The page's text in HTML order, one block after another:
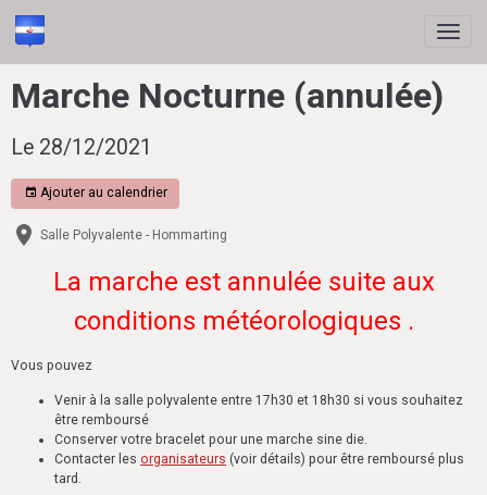
Marche Nocturne (annulée)
Le 28/12/2021
Ajouter au calendrier
Salle Polyvalente - Hommarting
La marche est annulée suite aux
conditions météorologiques .
Vous pouvez
Venir à la salle polyvalente entre 17h30 et 18h30 si vous souhaitez
être remboursé
Conserver votre bracelet pour une marche sine die.
Contacter les organisateurs (voir détails) pour être remboursé plus
tard.